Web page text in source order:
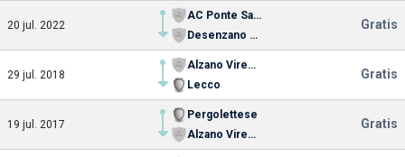
20 jul. 2022
AC Ponte San Pietro
Desenzano Calvina
Gratis
29 jul. 2018
Alzano Virescit
Lecco
Gratis
19 jul. 2017
Pergolettese
Alzano Virescit
Gratis